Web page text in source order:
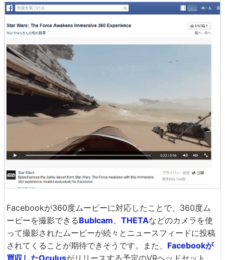
Facebookが360度ムービーに対応したことで、360度ム
ービーを撮影できるBublcam THETAなどのカメラを使
って撮影されたムービーが続々とニュースフィードに投稿
されてくることが期待できそうです。また、 Facebookが
買収したOculusがリリースする予定のVRヘッドセット